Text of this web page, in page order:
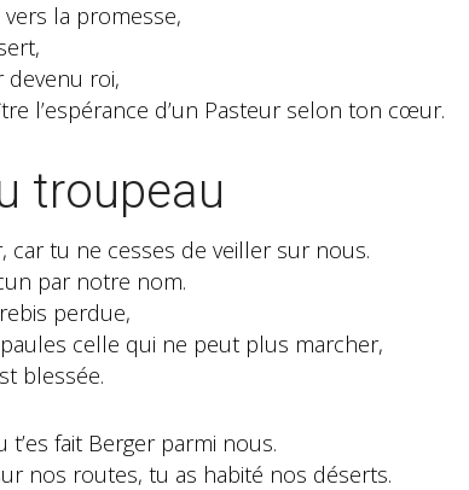
la promesse,
devenu roi,
l’espérance d’un Pasteur selon ton cœur.
troupeau
car tu ne cesses de veiller sur nous.
par notre nom.
perdue,
celle qui ne peut plus marcher,
blessée.
t’es fait Berger parmi nous.
nos routes, tu as habité nos déserts.